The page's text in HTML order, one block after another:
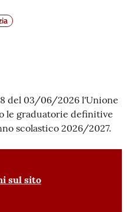
del 03/06/2026 l'Unione
le graduatorie definitive
scolastico 2026/2027.
sul sito